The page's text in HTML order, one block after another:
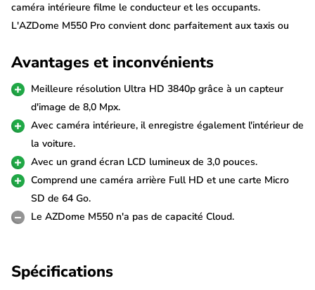
caméra intérieure filme le conducteur et les occupants.
L'AZDome M550 Pro convient donc parfaitement aux taxis ou
résolution 4K la plus nette et elle est équipée du Wifi et du
GPS.
Résolution ultra 4K
La M550 Pro 3CH 4K 64gb est équipée du dernier capteur
d'image de 8,0MP qui garantit les vidéos Ultra 4K les plus
nettes. Il filme à une résolution de 3840p*2160p à 25fps, mais tu
peux aussi le laisser enregistrer en FullHD 60fps. La technologie
HDR assure une qualité d'image parfaite quelles que soient les
Avantages et inconvénients
Meilleure résolution Ultra HD 3840p grâce à un capteur
d'image de 8,0 Mpx.
Avec caméra intérieure, il enregistre également l'intérieur de
la voiture.
Avec un grand écran LCD lumineux de 3,0 pouces.
Comprend une caméra arrière Full HD et une carte Micro
SD de 64 Go.
Le AZDome M550 n'a pas de capacité Cloud.
Spécifications